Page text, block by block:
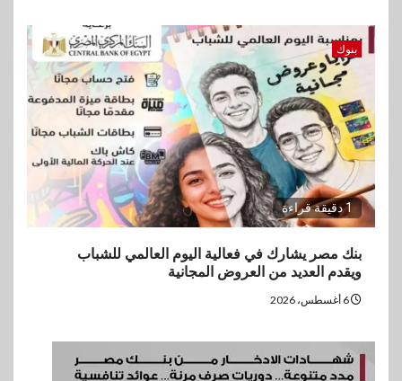
بنوك
1 دقيقة قراءة
بنك مصر يشارك في فعالية اليوم العالمي للشباب
ويقدم العديد من العروض المجانية